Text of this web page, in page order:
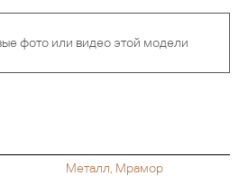
фото или видео этой модели
Металл, Мрамор